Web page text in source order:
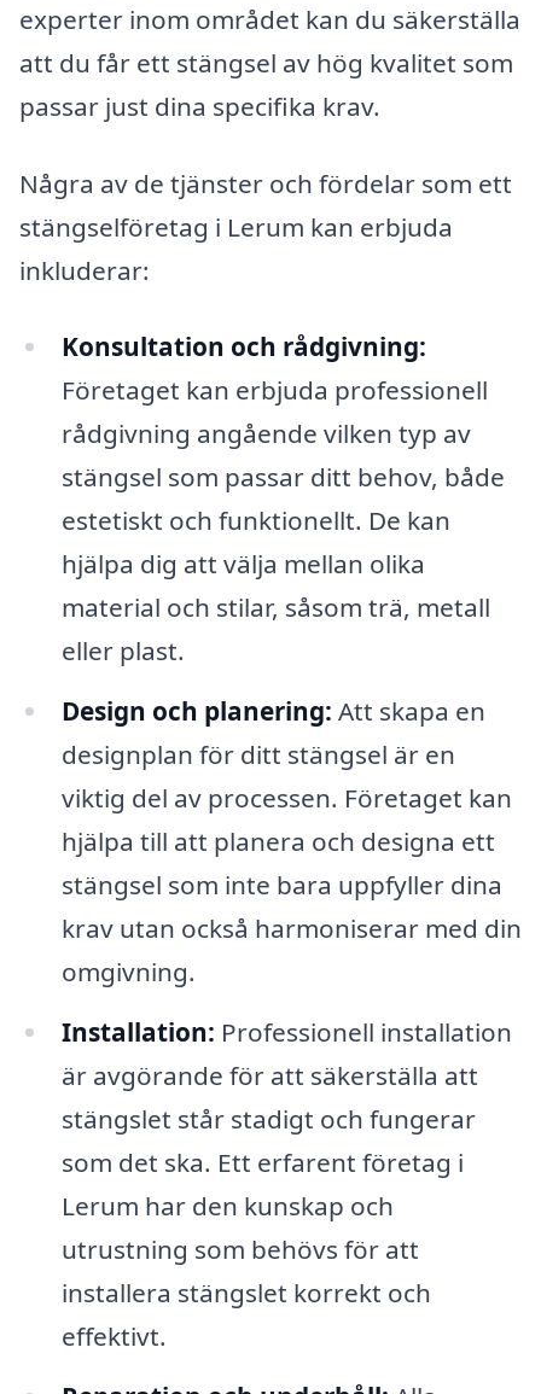
experter inom området kan du säkerställa
att du får ett stängsel av hög kvalitet som
passar just dina specifika krav.
Några av de tjänster och fördelar som ett
stängselföretag i Lerum kan erbjuda
inkluderar:
Konsultation och rådgivning:
Företaget kan erbjuda professionell
rådgivning angående vilken typ av
stängsel som passar ditt behov, både
estetiskt och funktionellt. De kan
hjälpa dig att välja mellan olika
material och stilar, såsom trä, metall
eller plast.
Design och planering: Att skapa en
designplan för ditt stängsel är en
viktig del av processen. Företaget kan
hjälpa till att planera och designa ett
stängsel som inte bara uppfyller dina
krav utan också harmoniserar med din
omgivning.
Installation: Professionell installation
är avgörande för att säkerställa att
stängslet står stadigt och fungerar
som det ska. Ett erfarent företag i
Lerum har den kunskap och
utrustning som behövs för att
installera stängslet korrekt och
effektivt.